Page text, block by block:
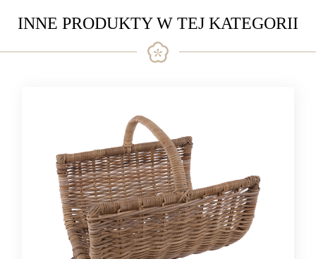
INNE PRODUKTY W TEJ KATEGORII